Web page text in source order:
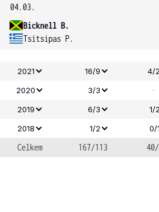
04.03.
Bicknell B.
Tsitsipas P.
2021 16/9 4/2
2020
3/3 -
2019
6/3 1/2
2018
1/2 0/1
Celkem 167/113